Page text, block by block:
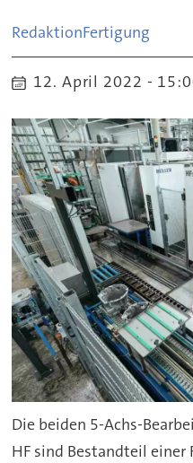
RedaktionFertigung
12. April 2022 -
Die beiden 5-Achs-
HF sind Bestandteil